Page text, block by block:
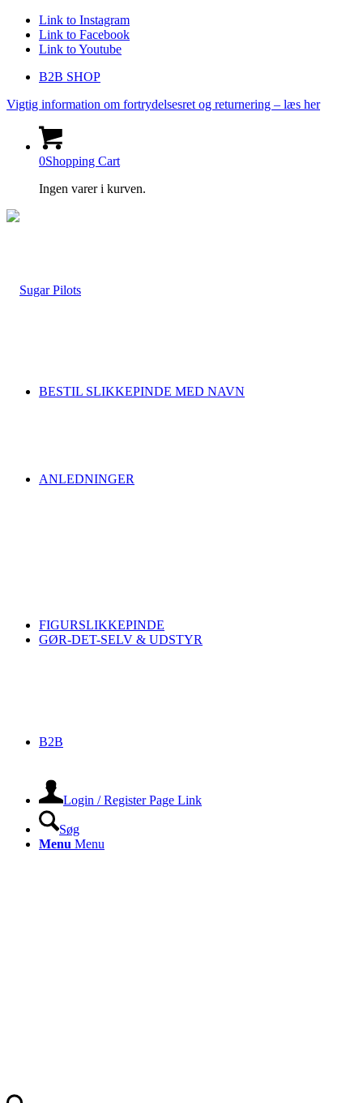
Link to Instagram
Link to Facebook
Link to Youtube
B2B SHOP
Vigtig information om fortrydelsesret og returnering – læs her
0Shopping Cart
Ingen varer i kurven.
BESTIL SLIKKEPINDE MED NAVN
ANLEDNINGER
FIGURSLIKKEPINDE
GØR-DET-SELV & UDSTYR
B2B
Login / Register Page Link
Søg
Menu Menu